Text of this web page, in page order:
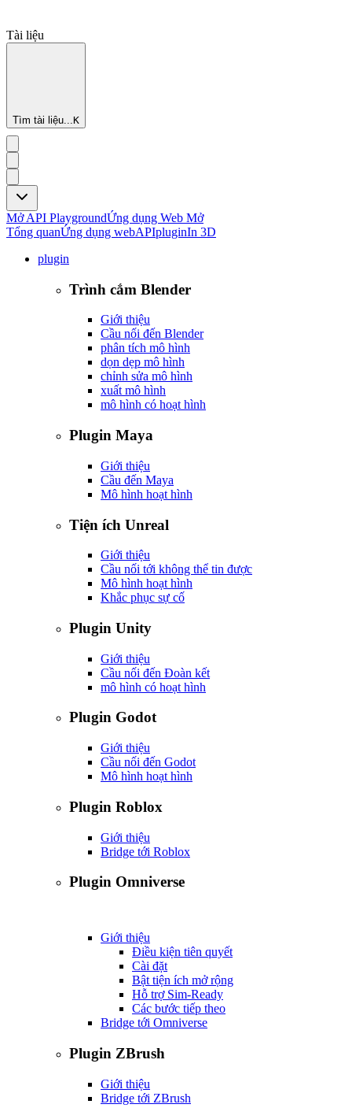
Tài liệu
Tìm tài liệu...K
Mở API PlaygroundỨng dụng Web Mở
Tổng quanỨng dụng webAPIpluginIn 3D
plugin
Trình cắm Blender
Giới thiệu
Cầu nối đến Blender
phân tích mô hình
dọn dẹp mô hình
chỉnh sửa mô hình
xuất mô hình
mô hình có hoạt hình
Plugin Maya
Giới thiệu
Cầu đến Maya
Mô hình hoạt hình
Tiện ích Unreal
Giới thiệu
Cầu nối tới không thể tin được
Mô hình hoạt hình
Khắc phục sự cố
Plugin Unity
Giới thiệu
Cầu nối đến Đoàn kết
mô hình có hoạt hình
Plugin Godot
Giới thiệu
Cầu nối đến Godot
Mô hình hoạt hình
Plugin Roblox
Giới thiệu
Bridge tới Roblox
Plugin Omniverse
Giới thiệu
Điều kiện tiên quyết
Cài đặt
Bật tiện ích mở rộng
Hỗ trợ Sim-Ready
Các bước tiếp theo
Bridge tới Omniverse
Plugin ZBrush
Giới thiệu
Bridge tới ZBrush